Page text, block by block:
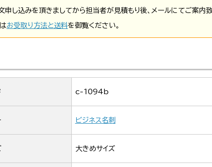
し込みを頂きましてから担当者が見積もり後、メールにてご案内致
お受取り方法と送料を御覧ください。
c-1094b
ビジネス名刺
大きめサイズ